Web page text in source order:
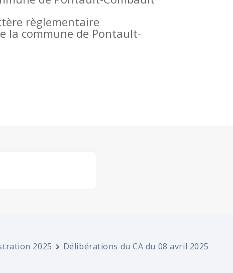
règlementaire
la commune de Pontault-
2025
Délibérations du CA du 08 avril 2025